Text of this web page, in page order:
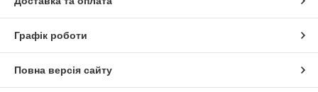
Графік роботи
Повна версія сайту